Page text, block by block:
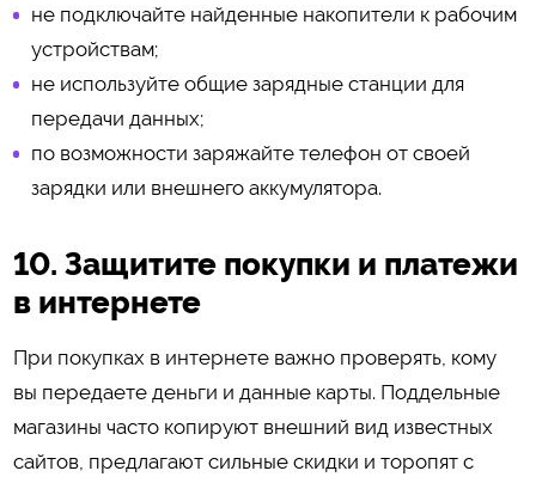
не подключайте найденные накопители к рабочим
устройствам;
не используйте общие зарядные станции для
передачи данных;
по возможности заряжайте телефон от своей
зарядки или внешнего аккумулятора.
10. Защитите покупки и платежи
в интернете
При покупках в интернете важно проверять, кому
вы передаете деньги и данные карты. Поддельные
магазины часто копируют внешний вид известных
сайтов, предлагают сильные скидки и торопят с